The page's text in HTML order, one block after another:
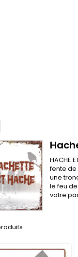
HACHE
fente de
une
le feu
votre